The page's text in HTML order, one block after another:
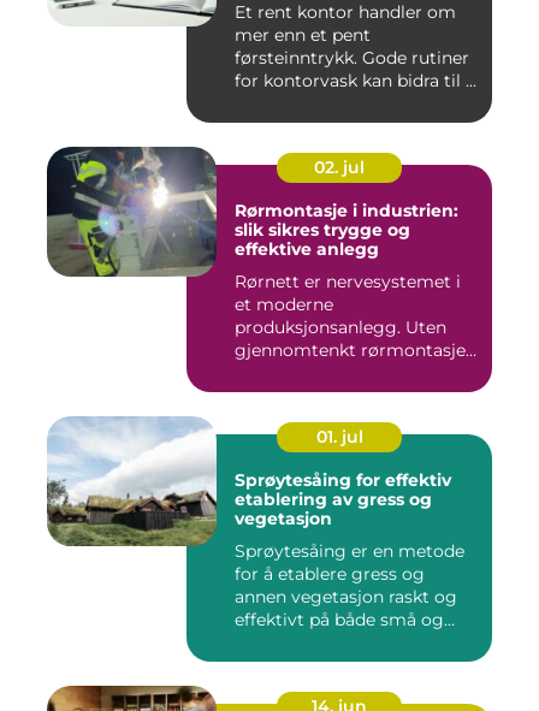
Et rent kontor handler om
mer enn et pent
førsteinntrykk. Gode rutiner
for kontorvask kan bidra til ...
02. jul
Rørmontasje i industrien:
slik sikres trygge og
effektive anlegg
Rørnett er nervesystemet i
et moderne
produksjonsanlegg. Uten
gjennomtenkt rørmontasje
01. jul
Sprøytesåing for effektiv
etablering av gress og
vegetasjon
Sprøytesåing er en metode
for å etablere gress og
annen vegetasjon raskt og
effektivt på både små og...
14. jun